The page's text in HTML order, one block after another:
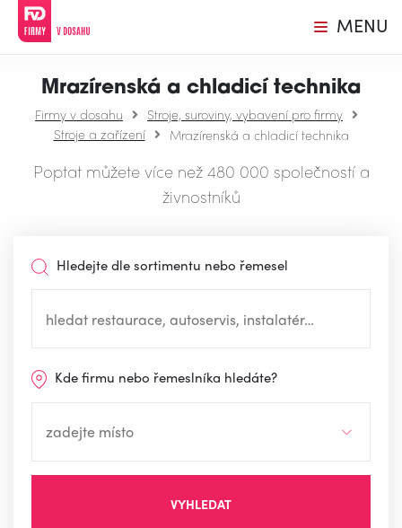
MENU
Mrazírenská a chladicí technika
Firmy v dosahu
Stroje, suroviny, vybavení pro firmy
Stroje a zařízení
Mrazírenská a chladicí technika
Poptat můžete více než 480 000 společností a
živnostníků
Hledejte dle sortimentu nebo řemesel
Kde firmu nebo řemeslníka hledáte?
VYHLEDAT